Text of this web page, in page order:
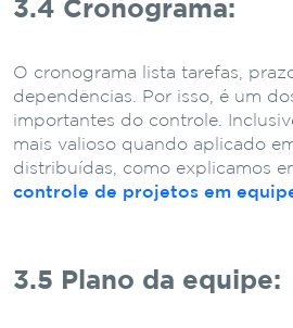
3.4 Cronograma:
O cronograma lista tarefas,
dependências. Por isso, é um
importantes do controle.
mais valioso quando aplicado
distribuídas, como explicamos
controle de projetos em
3.5 Plano da equipe: